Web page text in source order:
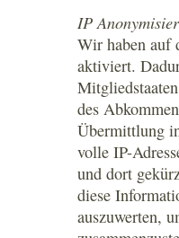
IP
Wir haben auf
aktiviert.
des
Übermittlung
volle IP-
und dort
diese
auszuwerten,